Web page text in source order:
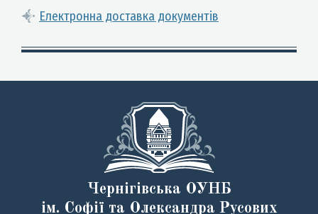
Електронна доставка документів
Чернігівська ОУНБ
ім. Софії та Олександра Русових